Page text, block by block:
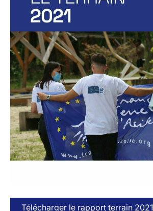
Télécharger le rapport terrain 2021